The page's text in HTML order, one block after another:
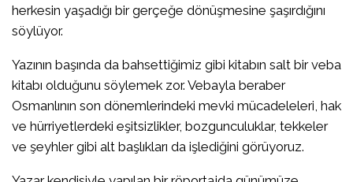
herkesin yaşadığı bir gerçeğe dönüşmesine şaşırdığını
söylüyor.
Yazının başında da bahsettiğimiz gibi kitabın salt bir veba
kitabı olduğunu söylemek zor. Vebayla beraber
Osmanlının son dönemlerindeki mevki mücadeleleri, hak
ve hürriyetlerdeki eşitsizlikler, bozgunculuklar, tekkeler
ve şeyhler gibi alt başlıkları da işlediğini görüyoruz.